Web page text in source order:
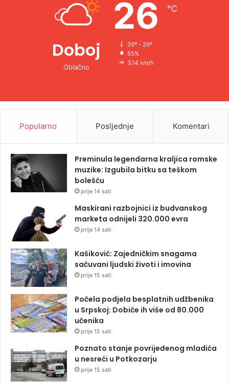
Doboj
Oblačno
26 ℃
26º - 26º
55%
3.14 km/h
Popularno Posljednje Komentari
Preminula legendarna kraljica romske
muzike: Izgubila bitku sa teškom
bolešću
prije 14 sati
Maskirani razbojnici iz budvanskog
marketa odnijeli 320.000 evra
prije 14 sati
Kašiković: Zajedničkim snagama
sačuvani ljudski životi i imovina
prije 15 sati
Počela podjela besplatnih udžbenika
u Srpskoj: Dobiće ih više od 80.000
učenika
prije 15 sati
Poznato stanje povrijeđenog mladića
u nesreći u Potkozarju
prije 15 sati